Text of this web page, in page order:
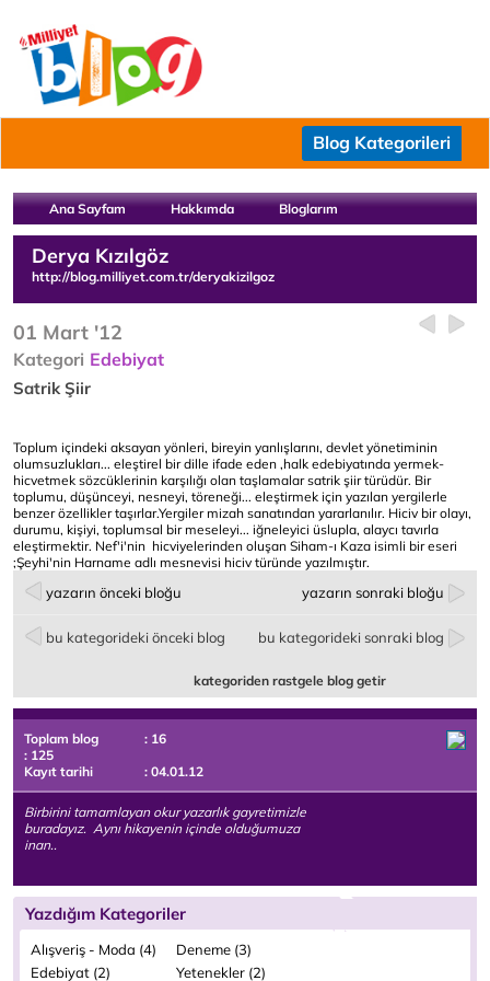
Blog Kategorileri
Ana Sayfam Hakkımda Bloglarım
Derya Kızılgöz
http://blog.milliyet.com.tr/deryakizilgoz
01 Mart '12
Kategori Edebiyat
Satrik Şiir
Toplum içindeki aksayan yönleri, bireyin yanlışlarını, devlet yönetiminin
olumsuzlukları... eleştirel bir dille ifade eden ,halk edebiyatında yermek-
hicvetmek sözcüklerinin karşılığı olan taşlamalar satrik şiir türüdür. Bir
toplumu, düşünceyi, nesneyi, töreneği... eleştirmek için yazılan yergilerle
benzer özellikler taşırlar.Yergiler mizah sanatından yararlanılır. Hiciv bir olayı,
durumu, kişiyi, toplumsal bir meseleyi... iğneleyici üslupla, alaycı tavırla
eleştirmektir. Nef'i'nin hicviyelerinden oluşan Siham-ı Kaza isimli bir eseri
;Şeyhi'nin Harname adlı mesnevisi hiciv türünde yazılmıştır.
yazarın önceki bloğu yazarın sonraki bloğu
bu kategorideki önceki blog bu kategorideki sonraki blog
kategoriden rastgele blog getir
Toplam blog
: 16
: 125
Kayıt tarihi
: 04.01.12
Birbirini tamamlayan okur yazarlık gayretimizle
buradayız. Aynı hikayenin içinde olduğumuza
inan..
Yazdığım Kategoriler
Alışveriş - Moda (4)
Deneme (3)
Edebiyat (2)
Yetenekler (2)